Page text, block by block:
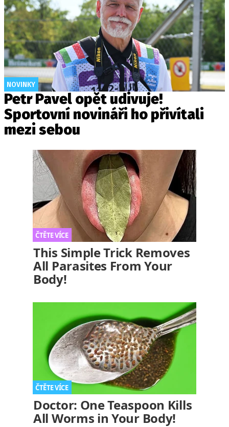
NOVINKY
Petr Pavel opět udivuje!
Sportovní novináři ho přivítali
mezi sebou
This Simple Trick Removes
All Parasites From Your
Body!
Doctor: One Teaspoon Kills
All Worms in Your Body!